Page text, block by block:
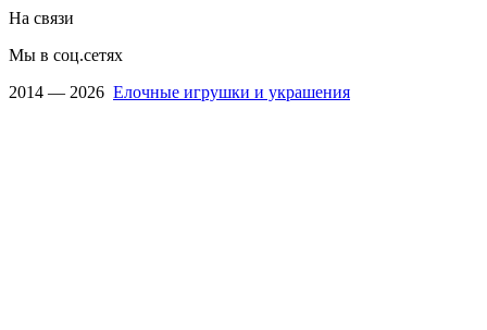
На связи
Мы в соц.сетях
2014 — 2026 Елочные игрушки и украшения